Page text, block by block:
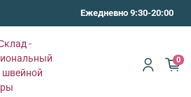
Ежедневно 9:30-20:00
0